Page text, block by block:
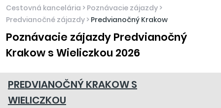
Cestovná kancelária > Poznávacie zájazdy >
Predvianočné zájazdy > Predvianočný Krakow
Poznávacie zájazdy Predvianočný
Krakow s Wieliczkou 2026
PREDVIANOČNÝ KRAKOW S
WIELICZKOU